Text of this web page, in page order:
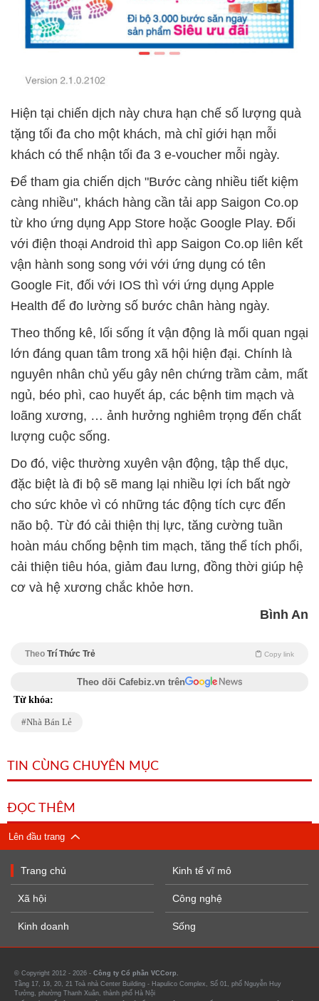
Hiện tại chiến dịch này chưa hạn chế số lượng quà
tặng tối đa cho một khách, mà chỉ giới hạn mỗi
khách có thể nhận tối đa 3 e-voucher mỗi ngày.
Để tham gia chiến dịch "Bước càng nhiều tiết kiệm
càng nhiều", khách hàng cần tải app Saigon Co.op
từ kho ứng dụng App Store hoặc Google Play. Đối
với điện thoại Android thì app Saigon Co.op liên kết
vận hành song song với với ứng dụng có tên
Google Fit, đối với IOS thì với ứng dụng Apple
Health để đo lường số bước chân hàng ngày.
Theo thống kê, lối sống ít vận động là mối quan ngại
lớn đáng quan tâm trong xã hội hiện đại. Chính là
nguyên nhân chủ yếu gây nên chứng trầm cảm, mất
ngủ, béo phì, cao huyết áp, các bệnh tim mạch và
loãng xương, … ảnh hưởng nghiêm trọng đến chất
lượng cuộc sống.
Do đó, việc thường xuyên vận động, tập thể dục,
đặc biệt là đi bộ sẽ mang lại nhiều lợi ích bất ngờ
cho sức khỏe vì có những tác động tích cực đến
não bộ. Từ đó cải thiện thị lực, tăng cường tuần
hoàn máu chống bệnh tim mạch, tăng thể tích phổi,
cải thiện tiêu hóa, giảm đau lưng, đồng thời giúp hệ
cơ và hệ xương chắc khỏe hơn.
Bình An
Theo Trí Thức Trẻ Copy link
Theo dõi Cafebiz.vn trên
Từ khóa:
Nhà Bán Lẻ
TIN CÙNG CHUYÊN MỤC
ĐỌC THÊM
Lên đầu trang
Trang chủ
Xã hội
Kinh doanh
Kinh tế vĩ mô
Công nghệ
Sống
© Copyright 2012 - 2026 - Công ty Cổ phần VCCorp.
Tầng 17, 19, 20, 21 Toà nhà Center Building - Hapulico Complex, Số 01, phố Nguyễn Huy
Tưởng, phường Thanh Xuân, thành phố Hà Nội